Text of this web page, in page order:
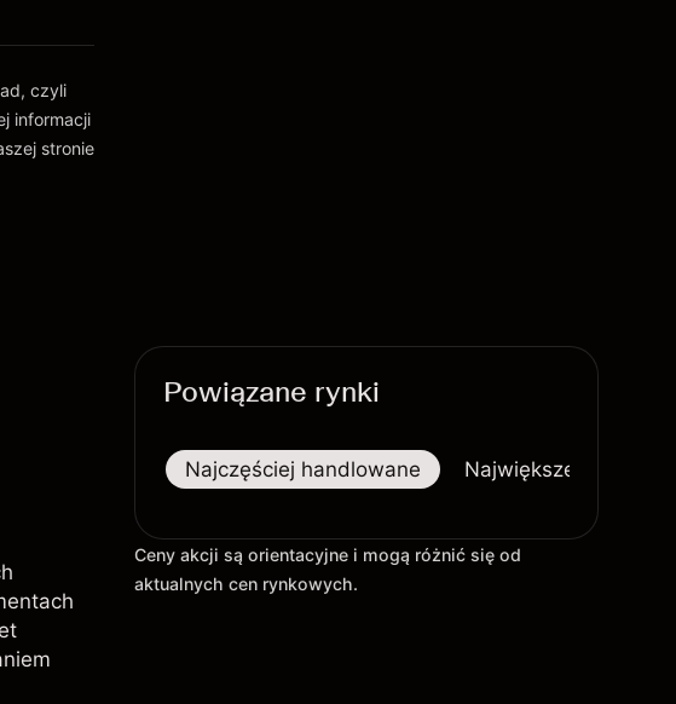
czyli
informacji
stronie
Powiązane rynki
Najczęściej handlowane Największe wzrosty
Ceny akcji są orientacyjne i mogą różnić się od
aktualnych cen rynkowych.